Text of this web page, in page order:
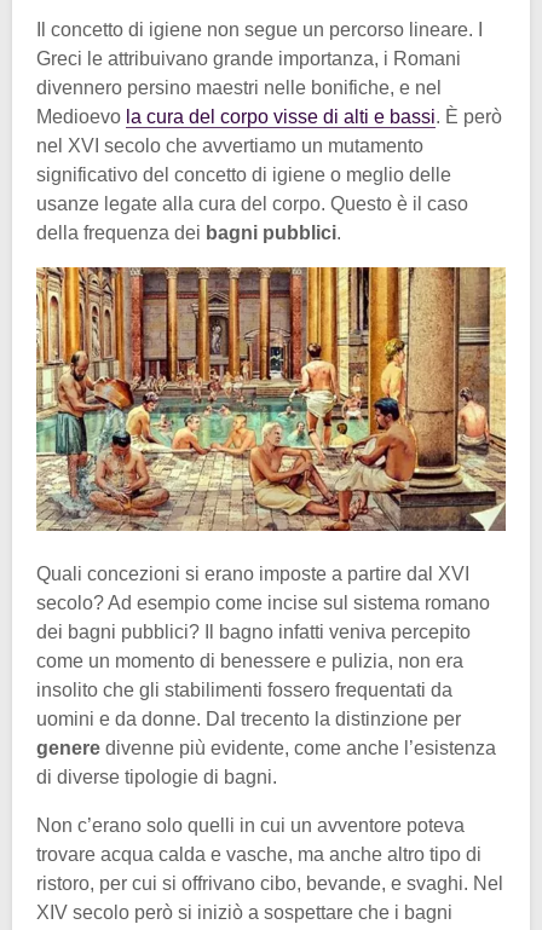
Il concetto di igiene non segue un percorso lineare. I
Greci le attribuivano grande importanza, i Romani
divennero persino maestri nelle bonifiche, e nel
Medioevo la cura del corpo visse di alti e bassi. È però
nel XVI secolo che avvertiamo un mutamento
significativo del concetto di igiene o meglio delle
usanze legate alla cura del corpo. Questo è il caso
della frequenza dei bagni pubblici.
Quali concezioni si erano imposte a partire dal XVI
secolo? Ad esempio come incise sul sistema romano
dei bagni pubblici? Il bagno infatti veniva percepito
come un momento di benessere e pulizia, non era
insolito che gli stabilimenti fossero frequentati da
uomini e da donne. Dal trecento la distinzione per
genere divenne più evidente, come anche l’esistenza
di diverse tipologie di bagni.
Non c’erano solo quelli in cui un avventore poteva
trovare acqua calda e vasche, ma anche altro tipo di
ristoro, per cui si offrivano cibo, bevande, e svaghi. Nel
XIV secolo però si iniziò a sospettare che i bagni